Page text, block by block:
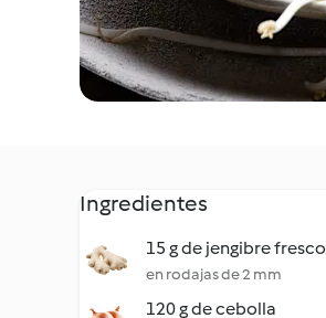
Ingredientes
15 g de jengibre fresco
en rodajas de 2 mm
120 g de cebolla